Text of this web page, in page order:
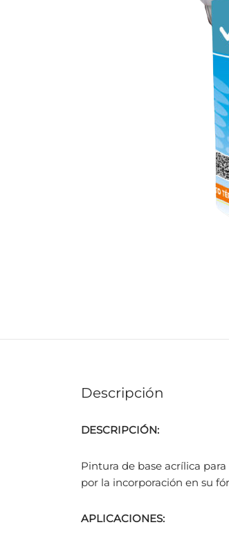
Descripción
DESCRIPCIÓN:
Pintura de base acrílica
por la incorporación en su
APLICACIONES: